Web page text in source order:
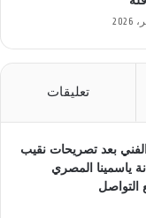
تعليقات
بعد تصريحات نقيب
ياسمينا المصري